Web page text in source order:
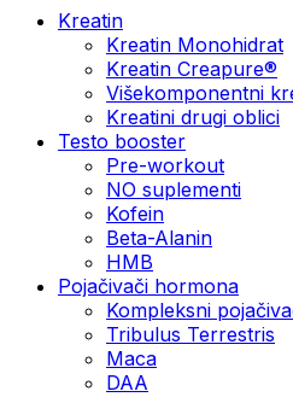
Kreatin
Kreatin Monohidrat
Kreatin Creapure®
Višekomponentni
Kreatini drugi oblici
Testo booster
Pre-workout
NO suplementi
Kofein
Beta-Alanin
HMB
Pojačivači hormona
Kompleksni
Tribulus Terrestris
Maca
DAA